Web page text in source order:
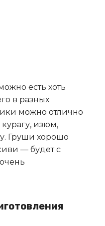
есть хоть
в разных
можно отлично
изюм,
Груши хорошо
— будет с